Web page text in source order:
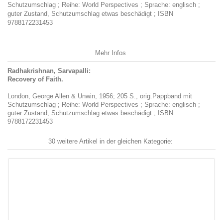
Schutzumschlag ; Reihe: World Perspectives ; Sprache: englisch ;
guter Zustand, Schutzumschlag etwas beschädigt ; ISBN
9788172231453
Mehr Infos
Radhakrishnan, Sarvapalli:
Recovery of Faith.
London, George Allen & Unwin, 1956; 205 S., orig.Pappband mit
Schutzumschlag ; Reihe: World Perspectives ; Sprache: englisch ;
guter Zustand, Schutzumschlag etwas beschädigt ; ISBN
9788172231453
30 weitere Artikel in der gleichen Kategorie: